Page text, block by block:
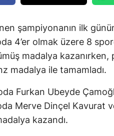
şampiyonanın ilk
4’er olmak üzere 8
madalya kazanırken,
madalya ile tamamladı.
Furkan Ubeyde
Merve Dinçel Kavurat
kazandı.